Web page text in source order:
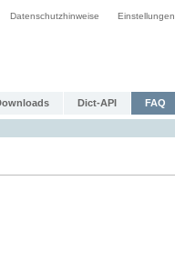
Datenschutzhinweise Einstellungen
Dict-API FAQ